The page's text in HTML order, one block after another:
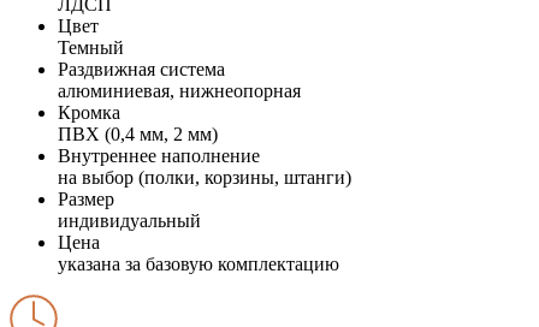
Цвет
Темный
Раздвижная система
алюминиевая, нижнеопорная
Кромка
ПВХ (0,4 мм, 2 мм)
Внутреннее наполнение
на выбор (полки, корзины, штанги)
Размер
индивидуальный
Цена
указана за базовую комплектацию